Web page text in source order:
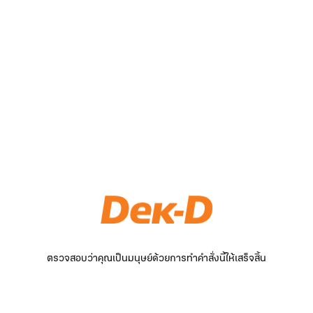
ตรวจสอบว่าคุณเป็นมนุษย์ด้วยการทำคำสั่งนี้ให้เสร็จสิ้น